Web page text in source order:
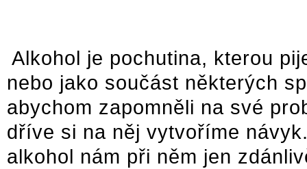
Alkohol je pochutina, kterou
nebo jako součást některých
abychom zapomněli na své
dříve si na něj vytvoříme
alkohol nám při něm jen